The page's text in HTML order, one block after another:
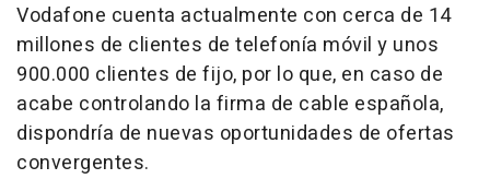
Vodafone cuenta actualmente con cerca de 14
millones de clientes de telefonía móvil y unos
900.000 clientes de fijo, por lo que, en caso de
acabe controlando la firma de cable española,
dispondría de nuevas oportunidades de ofertas
convergentes.